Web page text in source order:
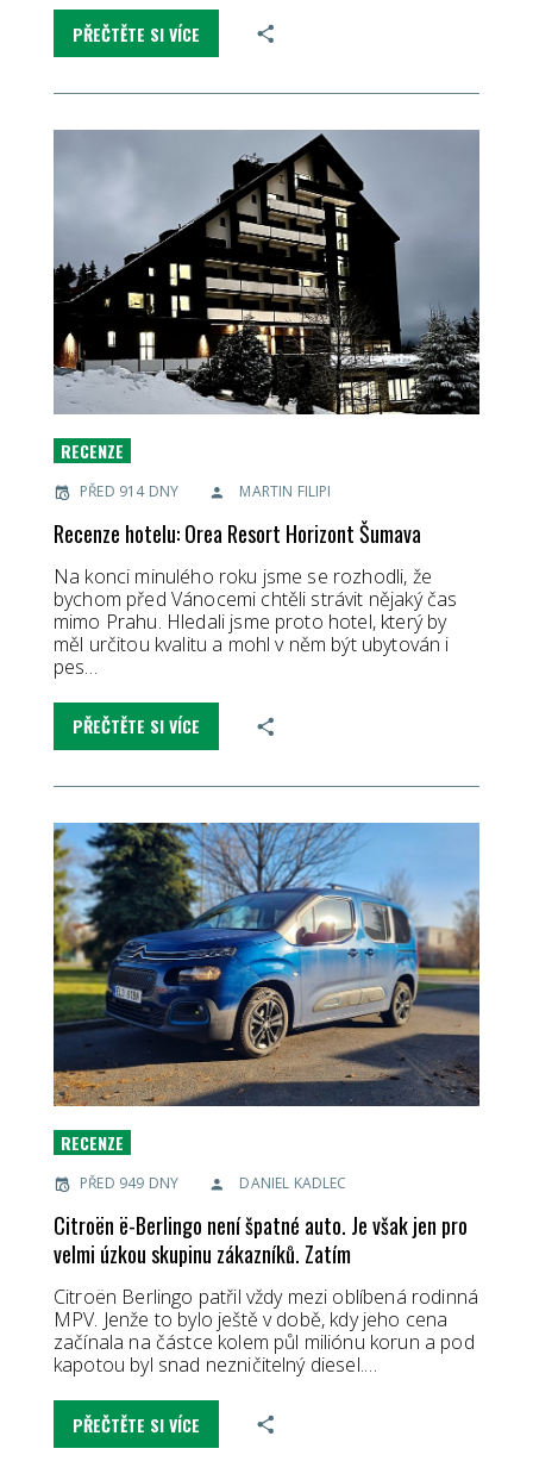
PŘEČTĚTE SI VÍCE
RECENZE
PŘED 914 DNY MARTIN FILIPI
Recenze hotelu: Orea Resort Horizont Šumava
Na konci minulého roku jsme se rozhodli, že
bychom před Vánocemi chtěli strávit nějaký čas
mimo Prahu. Hledali jsme proto hotel, který by
měl určitou kvalitu a mohl v něm být ubytován i
pes…
PŘEČTĚTE SI VÍCE
RECENZE
PŘED 949 DNY DANIEL KADLEC
Citroën ë-Berlingo není špatné auto. Je však jen pro
velmi úzkou skupinu zákazníků. Zatím
Citroën Berlingo patřil vždy mezi oblíbená rodinná
MPV. Jenže to bylo ještě v době, kdy jeho cena
začínala na částce kolem půl miliónu korun a pod
kapotou byl snad nezničitelný diesel.…
PŘEČTĚTE SI VÍCE